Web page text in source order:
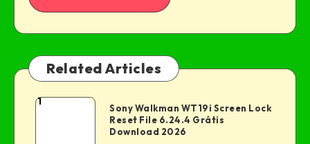
Related Articles
1
Sony Walkman WT19i Screen Lock
Reset File 6.24.4 Grátis
Download 2026